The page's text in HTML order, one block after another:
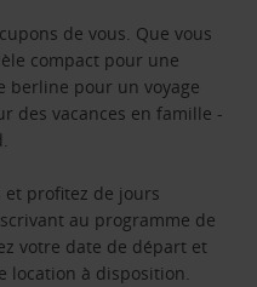
de vous. Que vous
compact pour une
berline pour un voyage
des vacances en famille -
et profitez de jours
au programme de
votre date de départ et
location à disposition.